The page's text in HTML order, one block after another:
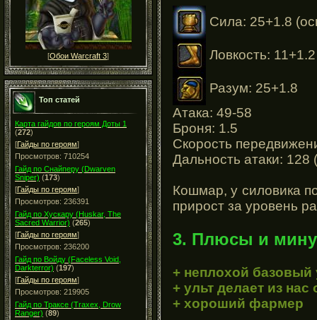
[Обои Warcraft 3]
Топ статей
Карта гайдов по героям Доты 1
(272)
[Гайды по героям]
Просмотров: 710254
Гайд по Снайперу (Dwarven
Sniper) (173)
[Гайды по героям]
Просмотров: 236391
Гайд по Хускару (Huskar, The
Sacred Warrior) (265)
[Гайды по героям]
Просмотров: 236200
Гайд по Войду (Faceless Void,
Darkterror) (197)
[Гайды по героям]
Просмотров: 219905
Гайд по Траксе (Traxex, Drow
Ranger) (89)
Сила: 25+1.8
Ловкость: 11+1.2
Разум: 25+1.8
Атака: 49-58
Броня: 1.5
Скорость
Дальность атаки: 128
Кошмар, у силовика
прирост за уровень
3. Плюсы и
+ неплохой базовый
+ ульт делает из нас
+ хороший фармер